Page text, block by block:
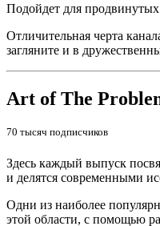
Подойдет для продвинутых
Отличительная черта
загляните и в
Art of The
70 тысяч подписчиков
Здесь каждый выпуск
и делятся современными
Одни из наиболее
этой области, с помощью